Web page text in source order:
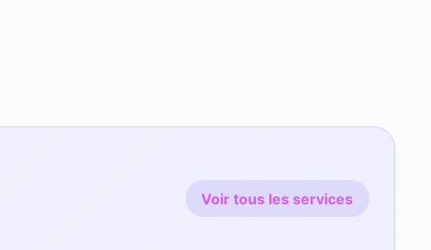
Voir tous les services